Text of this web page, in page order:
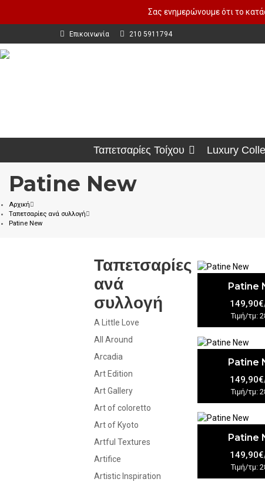
Σας ενημερώνουμε ότι το
Επικοινωνία 210 5911794
Ταπετσαρίες Τοίχου Luxury
Patine New
Αρχική
Ταπετσαρίες ανά συλλογή
Patine New
Ταπετσαρίες
ανά
συλλογή
A Little Love
All Around
Arcadia
Art Edition
Art Gallery
Art of coloretto
Art of Kyoto
Artful Textures
Artifice
Artistic Inspiration
Patine
149,90€
Τιμή/τμ:
Patine
149,90€
Τιμή/τμ:
Patine
149,90€
Τιμή/τμ: